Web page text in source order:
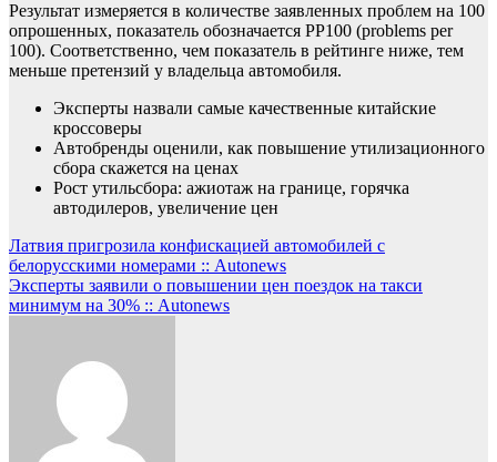
Результат измеряется в количестве заявленных проблем на 100
опрошенных, показатель обозначается PP100 (problems per
100). Соответственно, чем показатель в рейтинге ниже, тем
меньше претензий у владельца автомобиля.
Эксперты назвали самые качественные китайские
кроссоверы
Автобренды оценили, как повышение утилизационного
сбора скажется на ценах
Рост утильсбора: ажиотаж на границе, горячка
автодилеров, увеличение цен
Навигация
по
записям
Латвия пригрозила конфискацией автомобилей с
белорусскими номерами :: Autonews
Эксперты заявили о повышении цен поездок на такси
минимум на 30% :: Autonews